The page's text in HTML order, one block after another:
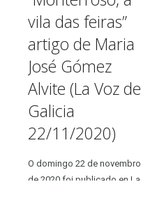
vila das feiras”
artigo de Maria
José Gómez
Alvite (La Voz de
Galicia
22/11/2020)
O domingo 22 de novembro
de 2020 foi publicado en La